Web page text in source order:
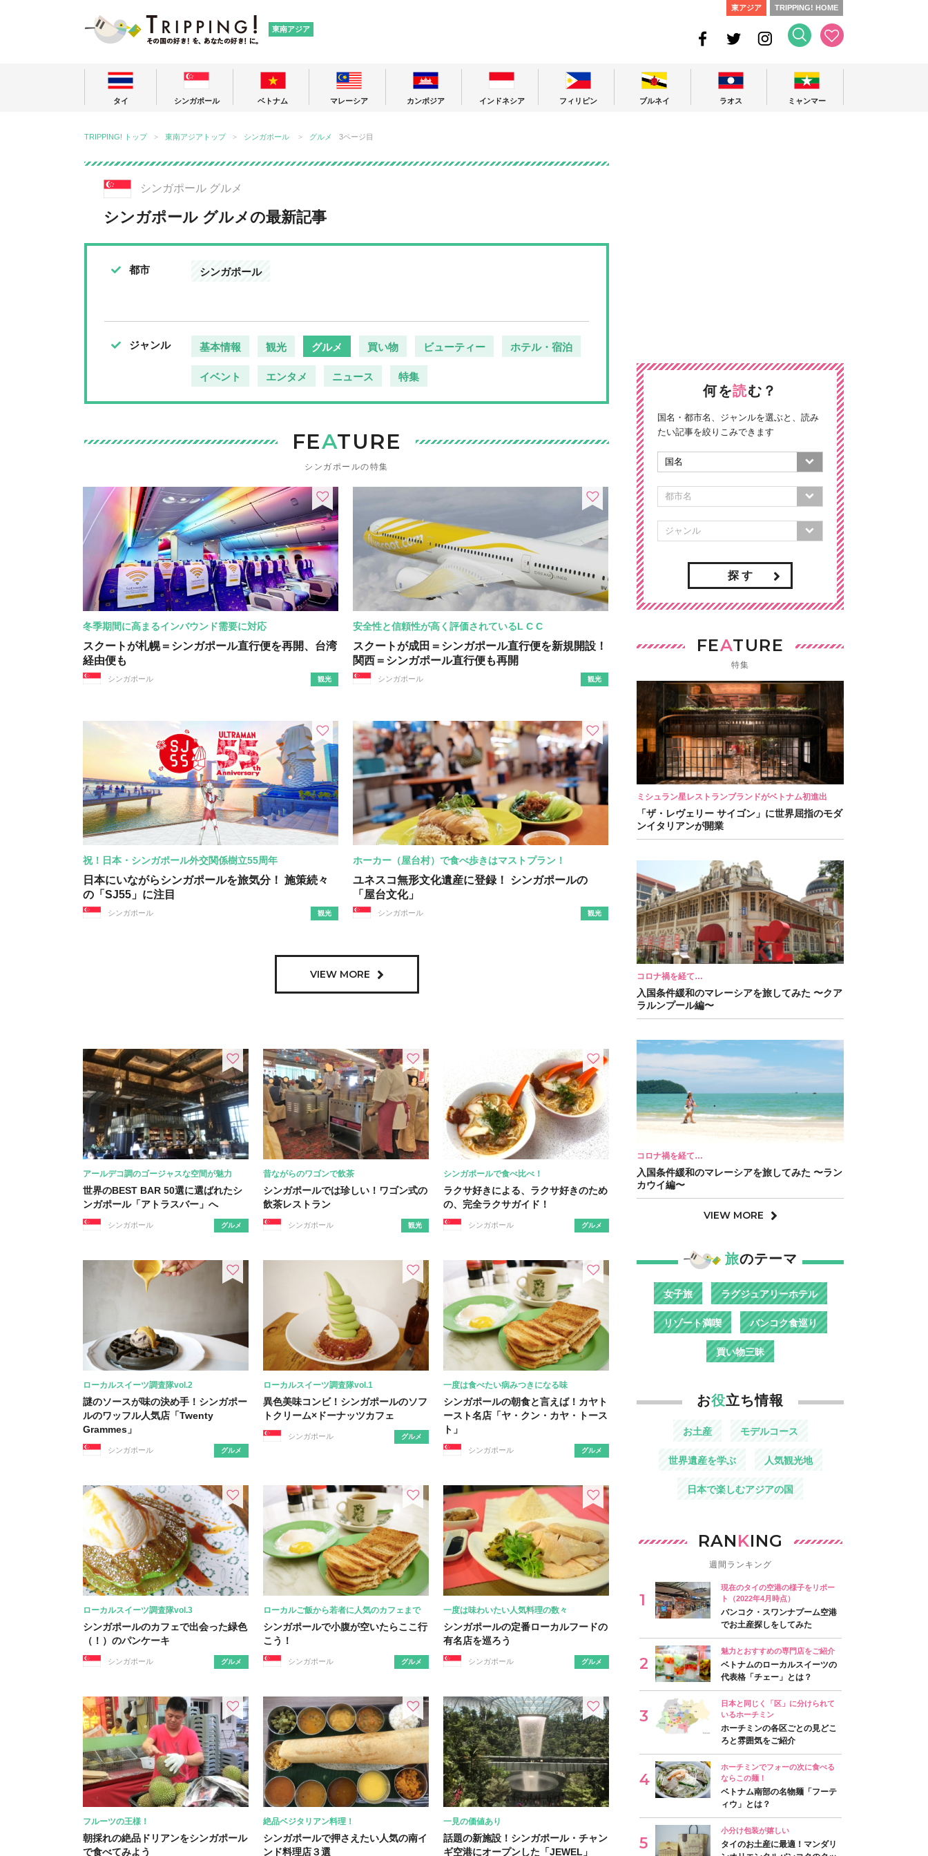
東南アジア
東アジア TRIPPING! HOME
タイ シンガポール ベトナム マレーシア カンボジア インドネシア フィリピン ブルネイ ラオス ミャンマー
TRIPPING! トップ 東南アジアトップ シンガポール グルメ 3ページ目
シンガポール グルメ
シンガポール グルメの最新記事
都市 シンガポール
ジャンル 基本情報 観光 グルメ 買い物 ビューティー ホテル・宿泊
イベント エンタメ ニュース 特集
FEATURE
シンガポールの特集
冬季期間に高まるインバウンド需要に対応
スクートが札幌＝シンガポール直行便を再開、台湾
経由便も
シンガポール 観光
安全性と信頼性が高く評価されているL C C
スクートが成田＝シンガポール直行便を新規開設！
関西＝シンガポール直行便も再開
シンガポール 観光
祝！日本・シンガポール外交関係樹立55周年
日本にいながらシンガポールを旅気分！ 施策続々
の「SJ55」に注目
シンガポール 観光
ホーカー（屋台村）で食べ歩きはマストプラン！
ユネスコ無形文化遺産に登録！ シンガポールの
「屋台文化」
シンガポール 観光
VIEW MORE
アールデコ調のゴージャスな空間が魅力
世界のBEST BAR 50選に選ばれたシ
ンガポール「アトラスバー」へ
シンガポール グルメ
昔ながらのワゴンで飲茶
シンガポールでは珍しい！ワゴン式の
飲茶レストラン
シンガポール 観光
シンガポールで食べ比べ！
ラクサ好きによる、ラクサ好きのため
の、完全ラクサガイド！
シンガポール グルメ
ローカルスイーツ調査隊vol.2
謎のソースが味の決め手！シンガポー
ルのワッフル人気店「Twenty
Grammes」
シンガポール グルメ
ローカルスイーツ調査隊vol.1
異色美味コンビ！シンガポールのソフ
トクリーム×ドーナッツカフェ
シンガポール グルメ
一度は食べたい病みつきになる味
シンガポールの朝食と言えば！カヤト
ースト名店「ヤ・クン・カヤ・トース
ト」
シンガポール グルメ
ローカルスイーツ調査隊vol.3
シンガポールのカフェで出会った緑色
（！）のパンケーキ
シンガポール グルメ
ローカルご飯から若者に人気のカフェまで
シンガポールで小腹が空いたらここ行
こう！
シンガポール グルメ
一度は味わいたい人気料理の数々
シンガポールの定番ローカルフードの
有名店を巡ろう
シンガポール グルメ
フルーツの王様！
朝採れの絶品ドリアンをシンガポール
で食べてみよう
絶品ベジタリアン料理！
シンガポールで押さえたい人気の南イ
ンド料理店３選
一見の価値あり
話題の新施設！シンガポール・チャン
ギ空港にオープンした「JEWEL」
何を読む？
国名・都市名、ジャンルを選ぶと、読み
たい記事を絞りこみできます
探 す
FEATURE
特集
ミシュラン星レストランブランドがベトナム初進出
「ザ・レヴェリー サイゴン」に世界屈指のモダ
ンイタリアンが開業
コロナ禍を経て…
入国条件緩和のマレーシアを旅してみた 〜クア
ラルンプール編〜
コロナ禍を経て…
入国条件緩和のマレーシアを旅してみた 〜ラン
カウイ編〜
VIEW MORE
旅のテーマ
女子旅 ラグジュアリーホテル
リゾート満喫 バンコク食巡り
買い物三昧
お役立ち情報
お土産 モデルコース
世界遺産を学ぶ 人気観光地
日本で楽しむアジアの国
RANKING
週間ランキング
現在のタイの空港の様子をリポー
ト（2022年4月時点）
バンコク・スワンナプーム空港
でお土産探しをしてみた
魅力とおすすめの専門店をご紹介
ベトナムのローカルスイーツの
代表格「チェー」とは？
日本と同じく「区」に分けられて
いるホーチミン
ホーチミンの各区ごとの見どこ
ろと雰囲気をご紹介
ホーチミンでフォーの次に食べる
ならこの麺！
ベトナム南部の名物麺「フーテ
ィウ」とは？
小分け包装が嬉しい
タイのお土産に最適！マンダリ